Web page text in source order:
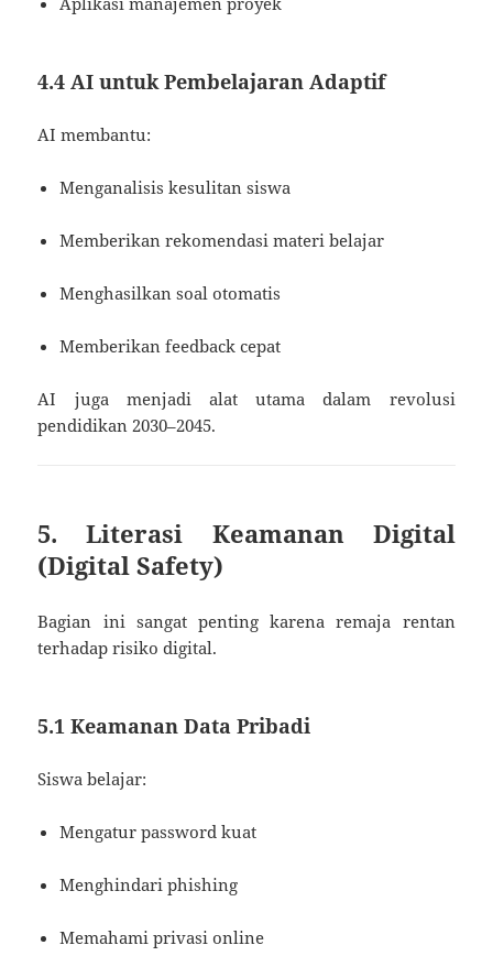
4.4 AI untuk Pembelajaran Adaptif
AI membantu:
Menganalisis kesulitan siswa
Memberikan rekomendasi materi belajar
Menghasilkan soal otomatis
Memberikan feedback cepat
AI juga menjadi alat utama dalam revolusi
pendidikan 2030–2045.
5. Literasi Keamanan Digital
(Digital Safety)
Bagian ini sangat penting karena remaja rentan
terhadap risiko digital.
5.1 Keamanan Data Pribadi
Siswa belajar:
Mengatur password kuat
Menghindari phishing
Memahami privasi online